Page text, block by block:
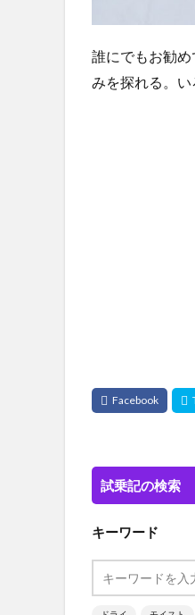
誰にでもお勧
みを探れる。い
試乗記の検索
キーワード